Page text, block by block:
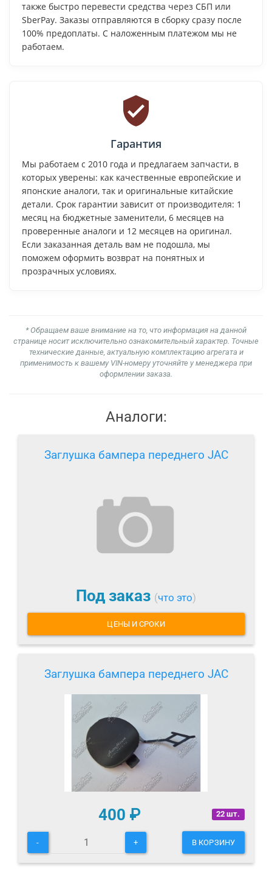
также быстро перевести средства через СБП или
SberPay. Заказы отправляются в сборку сразу после
100% предоплаты. С наложенным платежом мы не
работаем.
Гарантия
Мы работаем с 2010 года и предлагаем запчасти, в
которых уверены: как качественные европейские и
японские аналоги, так и оригинальные китайские
детали. Срок гарантии зависит от производителя: 1
месяц на бюджетные заменители, 6 месяцев на
проверенные аналоги и 12 месяцев на оригинал.
Если заказанная деталь вам не подошла, мы
поможем оформить возврат на понятных и
прозрачных условиях.
* Обращаем ваше внимание на то, что информация на данной
странице носит исключительно ознакомительный характер. Точные
технические данные, актуальную комплектацию агрегата и
применимость к вашему VIN-номеру уточняйте у менеджера при
оформлении заказа.
Аналоги:
Заглушка бампера переднего JAC
Под заказ (что это)
ЦЕНЫ И СРОКИ
Заглушка бампера переднего JAC
22 шт.
400 ₽
- + В КОРЗИНУ